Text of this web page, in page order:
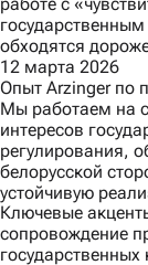
работе с
обходятся
12 марта 2026
Опыт Arzinger по
Мы работаем на
интересов
регулирования,
белорусской
устойчивую
Ключевые
сопровождение